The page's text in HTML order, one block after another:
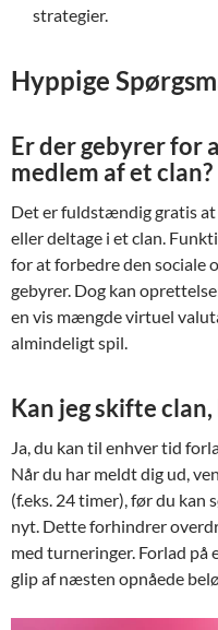
strategier.
Hyppige
Er der gebyrer for
medlem af et clan?
Det er fuldstændig gratis at
eller deltage i et clan.
for at forbedre den sociale
gebyrer. Dog kan
en vis mængde virtuel
almindeligt spil.
Kan jeg skifte
Ja, du kan til enhver tid
Når du har meldt dig ud,
(f.eks. 24 timer), før du
nyt. Dette forhindrer
med turneringer. Forlad på
glip af næsten opnåede